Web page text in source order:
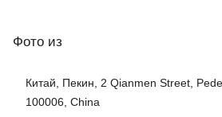
Фото из
Китай, Пекин, 2 Qianmen Street,
100006, China